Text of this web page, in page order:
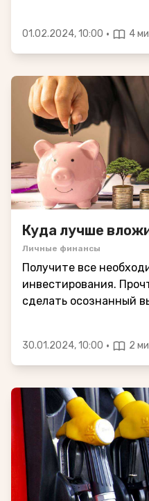
01.02.2024, 10:00 · 4
Куда лучше
Личные финансы
Получите все
инвестирования.
сделать осознанный
30.01.2024, 10:00 · 2